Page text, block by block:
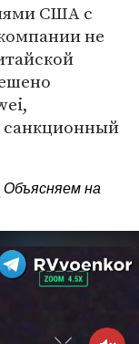
США с
не
санкционный
на